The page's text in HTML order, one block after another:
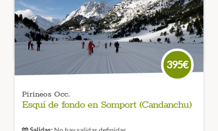
Un entorno mágico en Huesca para disfrutar de un
divertido viaje de esquí de fondo, tanto si te inicias como
si ya eres todo un experto.
CÓDIGO VIAJE: 002EES
395€
Pirineos Occ.
Esquí de fondo en Somport (Candanchu)